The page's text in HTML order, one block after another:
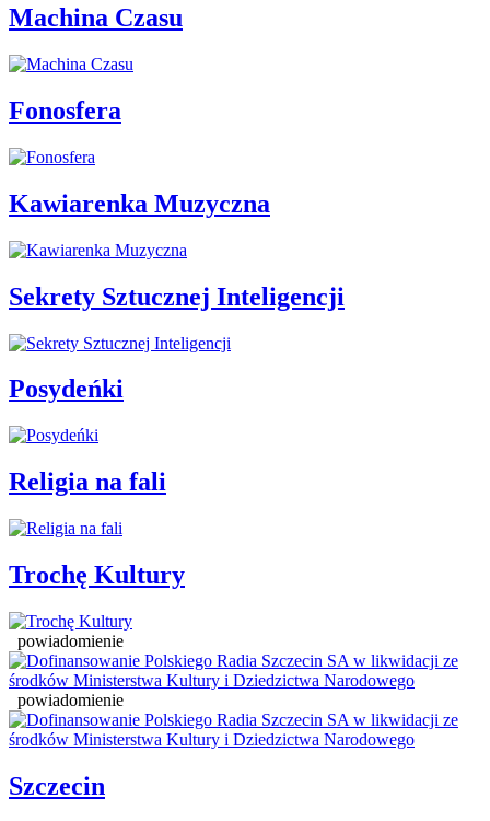
Machina Czasu
Fonosfera
Kawiarenka Muzyczna
Sekrety Sztucznej Inteligencji
Posydeńki
Religia na fali
Trochę Kultury
powiadomienie
powiadomienie
Szczecin